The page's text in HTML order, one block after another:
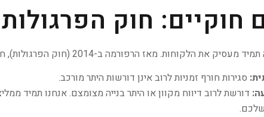
חוק הפרגולות
מאז הרפורמה ב-2014 (חוק הפרגולות), חלה הקלה משמעותית בבניית סגירות קלות. עם זאת, חשוב לדעת:
סגירות חורף זמניות לרוב אינן דורשות היתר מורכב.
דורשת לרוב דיווח מקוון או היתר בנייה מצומצם. אנחנו תמיד